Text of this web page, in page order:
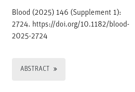
Blood (2025) 146 (Supplement 1):
2724. https://doi.org/10.1182/blood-
2025-2724
ABSTRACT